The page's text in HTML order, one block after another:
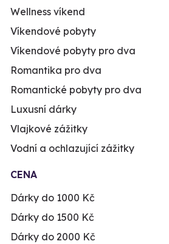
Wellness víkend
Víkendové pobyty
Víkendové pobyty pro dva
Romantika pro dva
Romantické pobyty pro dva
Luxusní dárky
Vlajkové zážitky
Vodní a ochlazující zážitky
CENA
Dárky do 1000 Kč
Dárky do 1500 Kč
Dárky do 2000 Kč